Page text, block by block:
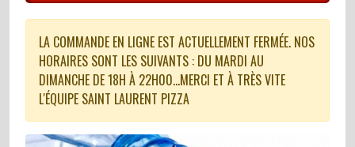
LA COMMANDE EN LIGNE EST ACTUELLEMENT FERMÉE. NOS
HORAIRES SONT LES SUIVANTS : DU MARDI AU
DIMANCHE DE 18H À 22H00...MERCI ET À TRÈS VITE
L'ÉQUIPE SAINT LAURENT PIZZA